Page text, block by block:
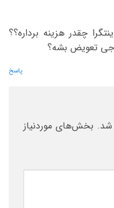
چقدر هزینه برداره؟؟
تعویض بشه؟
پاسخ
شد. بخش‌های موردنیاز